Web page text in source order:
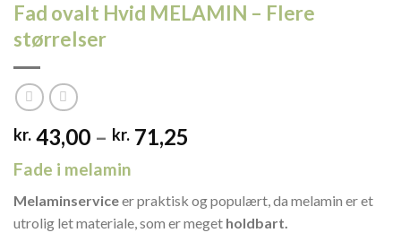
Fad ovalt Hvid MELAMIN – Flere
størrelser
kr. 43,00 – kr. 71,25
kr. 71,25
Fade i melamin
Melaminserviceer praktisk og populært, da melamin er et
utrolig let materiale, som er meget holdbart.